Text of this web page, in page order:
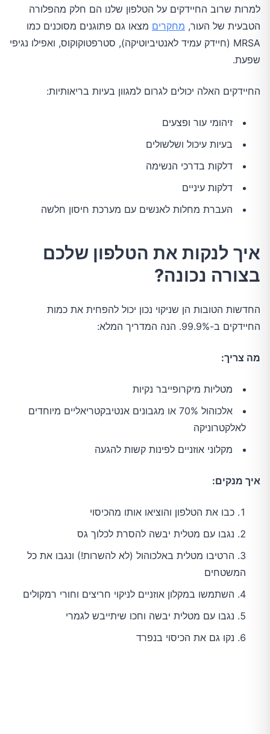
למרות שרוב החיידקים על הטלפון שלנו הם חלק מהפלורה
הטבעית של העור, מחקרים מצאו גם פתוגנים מסוכנים כמו
MRSA (חיידק עמיד לאנטיביוטיקה), סטרפטוקוקוס, ואפילו נגיפי
שפעת.
החיידקים האלה יכולים לגרום למגוון בעיות בריאותיות:
זיהומי עור ופצעים
בעיות עיכול ושלשולים
דלקות בדרכי הנשימה
דלקות עיניים
העברת מחלות לאנשים עם מערכת חיסון חלשה
איך לנקות את הטלפון שלכם
בצורה נכונה?
החדשות הטובות הן שניקוי נכון יכול להפחית את כמות
החיידקים ב-99.9%. הנה המדריך המלא:
מה צריך:
מטליות מיקרופייבר נקיות
אלכוהול 70% או מגבונים אנטיבקטריאליים מיוחדים
לאלקטרוניקה
מקלוני אוזניים לפינות קשות להגעה
איך מנקים:
כבו את הטלפון והוציאו אותו מהכיסוי
נגבו עם מטלית יבשה להסרת לכלוך גס
הרטיבו מטלית באלכוהול (לא להשרות!) ונגבו את כל
המשטחים
השתמשו במקלון אוזניים לניקוי חריצים וחורי רמקולים
נגבו עם מטלית יבשה וחכו שיתייבש לגמרי
נקו גם את הכיסוי בנפרד